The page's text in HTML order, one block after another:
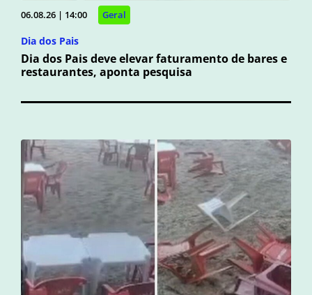
06.08.26 | 14:00 Geral
Dia dos Pais
Dia dos Pais deve elevar faturamento de bares e
restaurantes, aponta pesquisa